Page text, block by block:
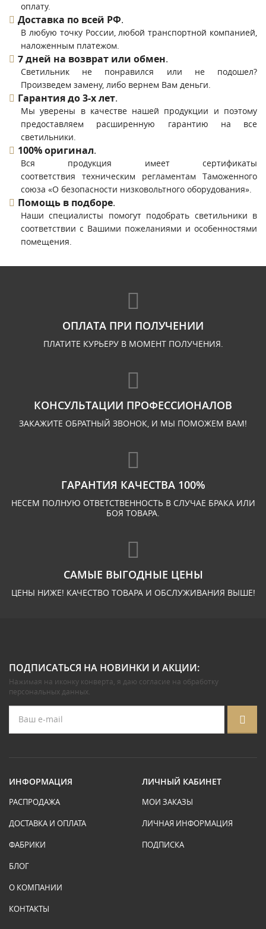
оплату.
Доставка по всей РФ.
В любую точку России, любой транспортной компанией,
наложенным платежом.
7 дней на возврат или обмен.
Светильник не понравился или не подошел?
Произведем замену, либо вернем Вам деньги.
Гарантия до 3-х лет.
Мы уверены в качестве нашей продукции и поэтому
предоставляем расширенную гарантию на все
светильники.
100% оригинал.
Вся продукция имеет сертификаты
соответствия техническим регламентам Таможенного
союза «О безопасности низковольтного оборудования».
Помощь в подборе.
Наши специалисты помогут подобрать светильники в
соответствии с Вашими пожеланиями и особенностями
помещения.
ОПЛАТА ПРИ ПОЛУЧЕНИИ
ПЛАТИТЕ КУРЬЕРУ В МОМЕНТ ПОЛУЧЕНИЯ.
КОНСУЛЬТАЦИИ ПРОФЕССИОНАЛОВ
ЗАКАЖИТЕ ОБРАТНЫЙ ЗВОНОК, И МЫ ПОМОЖЕМ ВАМ!
ГАРАНТИЯ КАЧЕСТВА 100%
НЕСЕМ ПОЛНУЮ ОТВЕТСТВЕННОСТЬ В СЛУЧАЕ БРАКА ИЛИ
БОЯ ТОВАРА.
САМЫЕ ВЫГОДНЫЕ ЦЕНЫ
ЦЕНЫ НИЖЕ! КАЧЕСТВО ТОВАРА И ОБСЛУЖИВАНИЯ ВЫШЕ!
ПОДПИСАТЬСЯ НА НОВИНКИ И АКЦИИ:
Нажимая на иконку конверта, я даю согласие на обработку
персональных данных.
ИНФОРМАЦИЯ
РАСПРОДАЖА
ДОСТАВКА И ОПЛАТА
ФАБРИКИ
БЛОГ
О КОМПАНИИ
КОНТАКТЫ
ЛИЧНЫЙ КАБИНЕТ
МОИ ЗАКАЗЫ
ЛИЧНАЯ ИНФОРМАЦИЯ
ПОДПИСКА